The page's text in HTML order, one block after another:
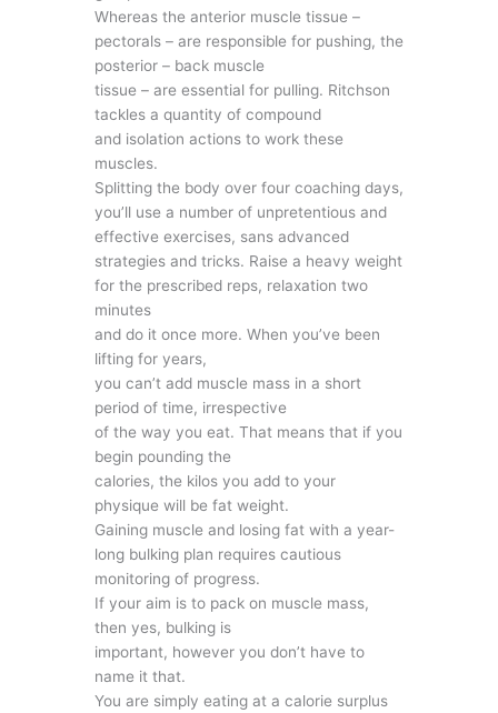
Whereas the anterior muscle tissue –
pectorals – are responsible for pushing, the
posterior – back muscle
tissue – are essential for pulling. Ritchson
tackles a quantity of compound
and isolation actions to work these
muscles.
Splitting the body over four coaching days,
you’ll use a number of unpretentious and
effective exercises, sans advanced
strategies and tricks. Raise a heavy weight
for the prescribed reps, relaxation two
minutes
and do it once more. When you’ve been
lifting for years,
you can’t add muscle mass in a short
period of time, irrespective
of the way you eat. That means that if you
begin pounding the
calories, the kilos you add to your
physique will be fat weight.
Gaining muscle and losing fat with a year-
long bulking plan requires cautious
monitoring of progress.
If your aim is to pack on muscle mass,
then yes, bulking is
important, however you don’t have to
name it that.
You are simply eating at a calorie surplus